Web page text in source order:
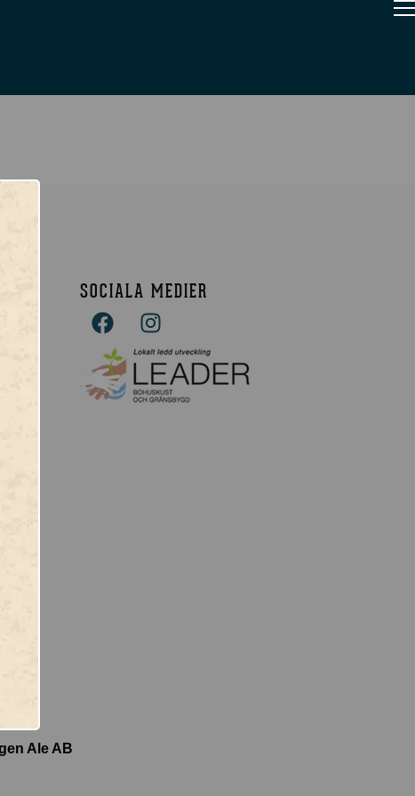
SOCIALA MEDIER
Ale AB